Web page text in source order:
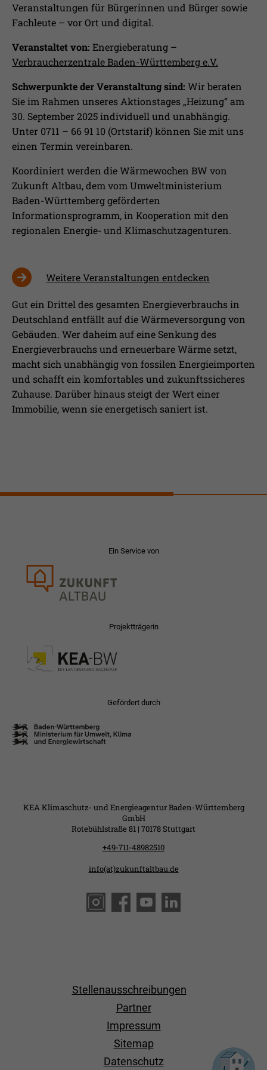
Veranstaltungen für Bürgerinnen und Bürger sowie
Fachleute – vor Ort und digital.
Veranstaltet von: Energieberatung –
Verbraucherzentrale Baden-Württemberg e.V.
Schwerpunkte der Veranstaltung sind: Wir beraten
Sie im Rahmen unseres Aktionstages „Heizung“ am
30. September 2025 individuell und unabhängig.
Unter 0711 – 66 91 10 (Ortstarif) können Sie mit uns
einen Termin vereinbaren.
Koordiniert werden die Wärmewochen BW von
Zukunft Altbau, dem vom Umweltministerium
Baden-Württemberg geförderten
Informationsprogramm, in Kooperation mit den
regionalen Energie- und Klimaschutzagenturen.
Weitere Veranstaltungen entdecken
Gut ein Drittel des gesamten Energieverbrauchs in
Deutschland entfällt auf die Wärmeversorgung von
Gebäuden. Wer daheim auf eine Senkung des
Energieverbrauchs und erneuerbare Wärme setzt,
macht sich unabhängig von fossilen Energieimporten
und schafft ein komfortables und zukunftssicheres
Zuhause. Darüber hinaus steigt der Wert einer
Immobilie, wenn sie energetisch saniert ist.
Ein Service von
Projektträgerin
Gefördert durch
KEA Klimaschutz- und Energieagentur Baden-Württemberg
GmbH
Rotebühlstraße 81 | 70178 Stuttgart
+49-711-48982510
info(at)zukunftaltbau.de
Stellenausschreibungen
Partner
Impressum
Sitemap
Datenschutz
Zweck
Erfasst Statistiken über Besuche des
Benutzers auf der Webseite, wie z.B. die
Anzahl der Besuche, durchschnittliche
Verweildauer auf der Webseite und
welche Seiten gelesen wurden.
Name _pk_ses
Anbieter Matomo
Laufzeit 30 Min.
Zweck
Wird verwendet, im Seitenaufrufe des
Besuchers während der Sitzung
nachzuverfolgen
Ihnen zusätzliche Informationen anzubieten.